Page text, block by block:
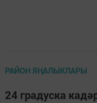
РАЙОН ЯҢАЛЫКЛАРЫ
24 градуска